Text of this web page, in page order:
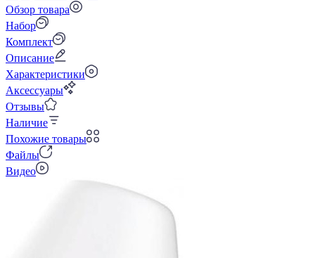
Обзор товара
Набор
Комплект
Описание
Характеристики
Аксессуары
Отзывы
Наличие
Похожие товары
Файлы
Видео